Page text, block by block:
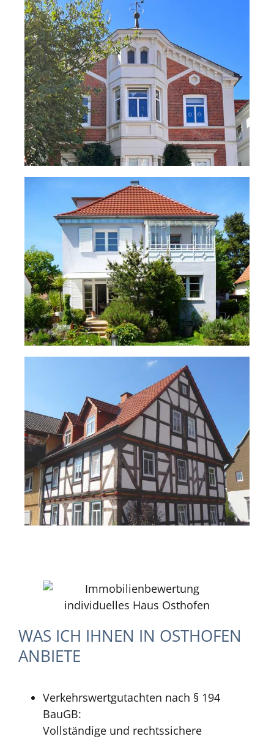
WAS ICH IHNEN IN OSTHOFEN
ANBIETE
Verkehrswertgutachten nach § 194
BauGB:
Vollständige und rechtssichere